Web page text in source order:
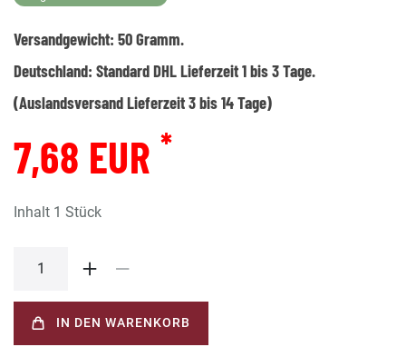
Versandgewicht: 50Gramm.
Deutschland: Standard DHL Lieferzeit 1 bis 3 Tage.
(Auslandsversand Lieferzeit 3 bis 14 Tage)
7,68 EUR *
Inhalt 1 Stück
IN DEN WARENKORB